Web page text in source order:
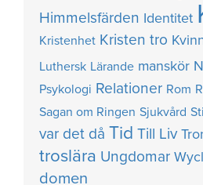
Himmelsfärden Identitet
Kristenhet Kristen tro
Luthersk Lärande manskör
Psykologi Relationer Rom
Sagan om Ringen Sjukvård
var det då Tid Till Liv
troslära Ungdomar
domen